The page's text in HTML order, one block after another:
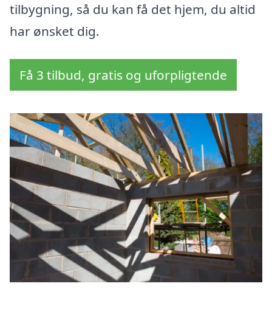
tilbygning, så du kan få det hjem, du altid
har ønsket dig.
Få 3 tilbud, gratis og uforpligtende